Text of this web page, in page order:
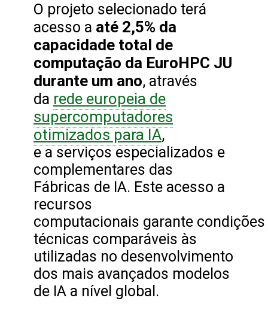
O projeto selecionado terá
acesso a até 2,5% da
capacidade total de
computação da EuroHPC JU
durante um ano, através
da rede europeia de
supercomputadores
otimizados para IA,
e a serviços especializados e
complementares das
Fábricas de IA. Este acesso a
recursos
computacionais garante condições
técnicas comparáveis às
utilizadas no desenvolvimento
dos mais avançados modelos
de IA a nível global.